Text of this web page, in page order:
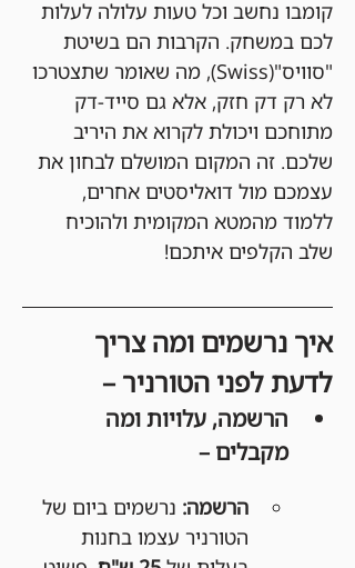
קומבו נחשב וכל טעות עלולה לעלות
לכם במשחק. הקרבות הם בשיטת
"סוויס"(Swiss), מה שאומר שתצטרכו
לא רק דק חזק, אלא גם סייד-דק
מתוחכם ויכולת לקרוא את היריב
שלכם. זה המקום המושלם לבחון את
עצמכם מול דואליסטים אחרים,
ללמוד מהמטא המקומית ולהוכיח
שלב הקלפים איתכם!
איך נרשמים ומה צריך
לדעת לפני הטורניר –
הרשמה, עלויות ומה
מקבלים –
הרשמה: נרשמים ביום של
הטורניר עצמו בחנות